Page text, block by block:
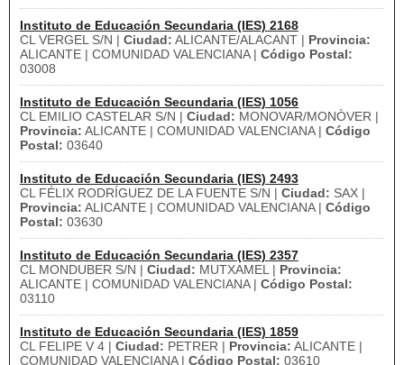
Instituto de Educación Secundaria (IES) 2168
CL VERGEL S/N | Ciudad: ALICANTE/ALACANT | Provincia:
ALICANTE | COMUNIDAD VALENCIANA | Código Postal:
03008
Instituto de Educación Secundaria (IES) 1056
CL EMILIO CASTELAR S/N | Ciudad: MONOVAR/MONÒVER |
Provincia: ALICANTE | COMUNIDAD VALENCIANA | Código
Postal: 03640
Instituto de Educación Secundaria (IES) 2493
CL FÉLIX RODRÍGUEZ DE LA FUENTE S/N | Ciudad: SAX |
Provincia: ALICANTE | COMUNIDAD VALENCIANA | Código
Postal: 03630
Instituto de Educación Secundaria (IES) 2357
CL MONDUBER S/N | Ciudad: MUTXAMEL | Provincia:
ALICANTE | COMUNIDAD VALENCIANA | Código Postal:
03110
Instituto de Educación Secundaria (IES) 1859
CL FELIPE V 4 | Ciudad: PETRER | Provincia: ALICANTE |
COMUNIDAD VALENCIANA | Código Postal: 03610